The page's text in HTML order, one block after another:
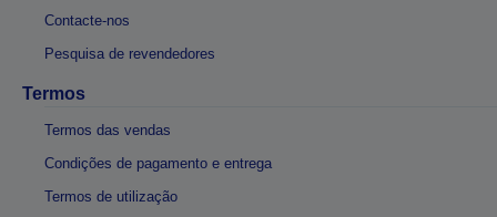
Contacte-nos
Pesquisa de revendedores
Termos
Termos das vendas
Condições de pagamento e entrega
Termos de utilização